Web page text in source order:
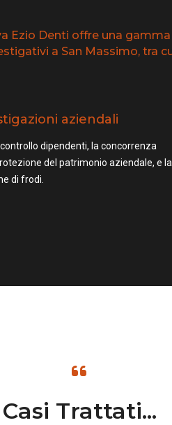
Ezio Denti offre una
a San Massimo, tra
aziendali
dipendenti, la concorrenza
del patrimonio aziendale, e la
di frodi.
Casi Trattati...